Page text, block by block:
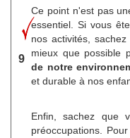
9
Ce point n'est pas
essentiel. Si vous
nos activités,
mieux que possible
de notre
et durable à nos
Enfin, sachez que
préoccupations.